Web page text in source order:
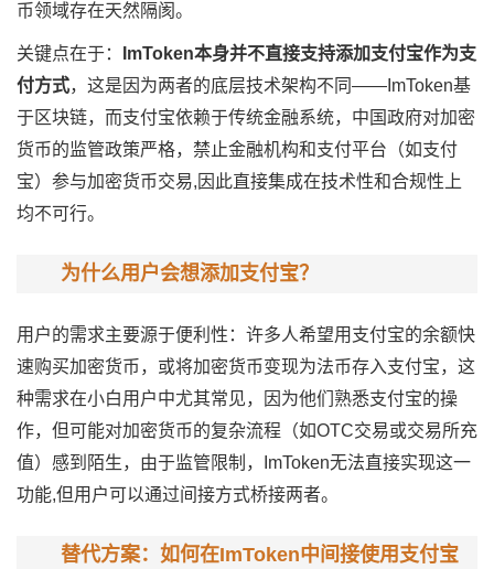
币领域存在天然隔阂。
关键点在于：
ImToken本身并不直接支持添加支付宝作为支
付方式，这是因为两者的底层技术架构不同——ImToken基
于区块链，而支付宝依赖于传统金融系统，中国政府对加密
货币的监管政策严格，禁止金融机构和支付平台（如支付
宝）参与加密货币交易,因此直接集成在技术性和合规性上
均不可行。
为什么用户会想添加支付宝？
用户的需求主要源于便利性：许多人希望用支付宝的余额快
速购买加密货币，或将加密货币变现为法币存入支付宝，这
种需求在小白用户中尤其常见，因为他们熟悉支付宝的操
作，但可能对加密货币的复杂流程（如OTC交易或交易所充
值）感到陌生，由于监管限制，ImToken无法直接实现这一
功能,但用户可以通过间接方式桥接两者。
替代方案：如何在ImToken中间接使用支付宝